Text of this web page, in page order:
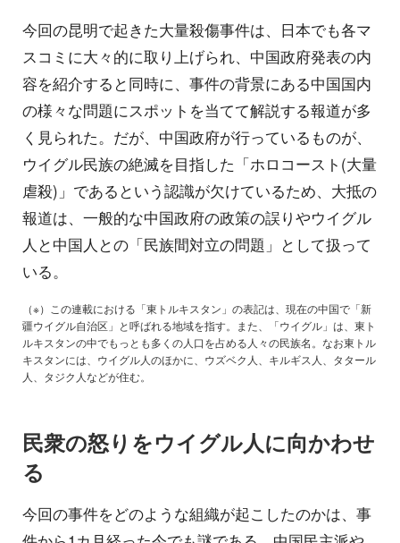
今回の昆明で起きた大量殺傷事件は、日本でも各マ
スコミに大々的に取り上げられ、中国政府発表の内
容を紹介すると同時に、事件の背景にある中国国内
の様々な問題にスポットを当てて解説する報道が多
く見られた。だが、中国政府が行っているものが、
ウイグル民族の絶滅を目指した「ホロコースト(大量
虐殺)」であるという認識が欠けているため、大抵の
報道は、一般的な中国政府の政策の誤りやウイグル
人と中国人との「民族間対立の問題」として扱って
いる。
（※）この連載における「東トルキスタン」の表記は、現在の中国で「新
疆ウイグル自治区」と呼ばれる地域を指す。また、「ウイグル」は、東ト
ルキスタンの中でもっとも多くの人口を占める人々の民族名。なお東トル
キスタンには、ウイグル人のほかに、ウズベク人、キルギス人、タタール
人、タジク人などが住む。
民衆の怒りをウイグル人に向かわせ
る
今回の事件をどのような組織が起こしたのかは、事